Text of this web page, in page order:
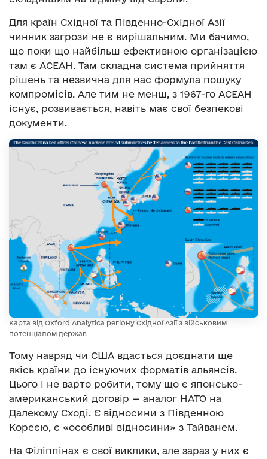
Для країн Східної та Південно-Східної Азії
чинник загрози не є вирішальним. Ми бачимо,
що поки що найбільш ефективною організацією
там є АСЕАН. Там складна система прийняття
рішень та незвична для нас формула пошуку
компромісів. Але тим не менш, з 1967-го АСЕАН
існує, розвивається, навіть має свої безпекові
документи.
Карта від Oxford Analytica регіону Східної Азії з військовим
потенціалом держав
Тому навряд чи США вдасться доєднати ще
якісь країни до існуючих форматів альянсів.
Цього і не варто робити, тому що є японсько-
американський договір — аналог НАТО на
Далекому Сході. Є відносини з Південною
Кореєю, є «особливі відносини» з Тайванем.
На Філіппінах є свої виклики, але зараз у них є